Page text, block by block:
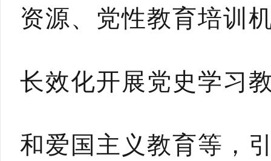
资源、党性教育培训
长效化开展党史学习
和爱国主义教育等，